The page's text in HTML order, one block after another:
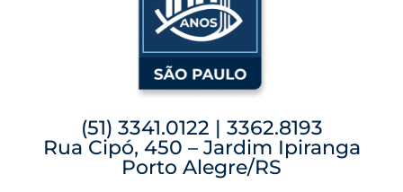
(51) 3341.0122 | 3362.8193
Rua Cipó, 450 – Jardim Ipiranga
Porto Alegre/RS